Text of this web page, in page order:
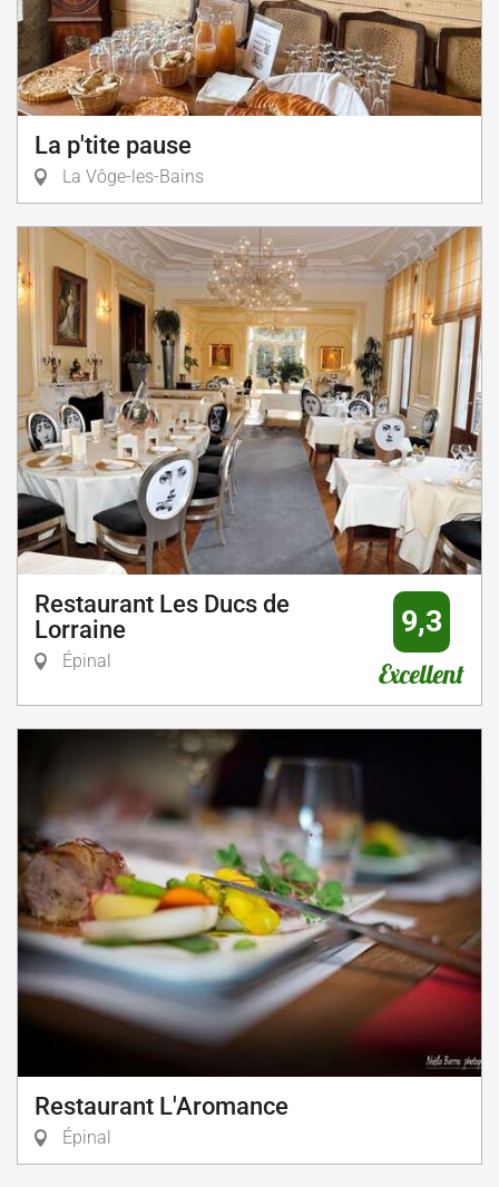
La p'tite pause
La Vôge-les-Bains
Restaurant Les Ducs de
Lorraine
Épinal
9,3
Excellent
Restaurant L'Aromance
Épinal